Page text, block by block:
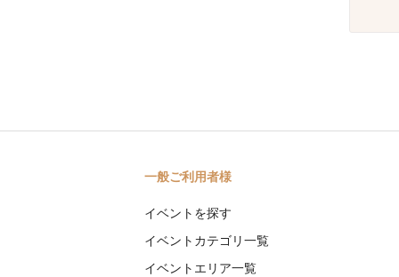
一般ご利用者様
イベントを探す
イベントカテゴリ一覧
イベントエリア一覧